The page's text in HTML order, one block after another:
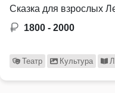
Сказка для взрослых
1800 - 2000
Театр Культура